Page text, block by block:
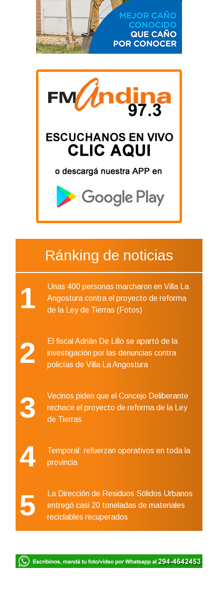
Ránking de noticias
1
Unas 400 personas marcharon en Villa La
Angostura contra el proyecto de reforma
de la Ley de Tierras (Fotos)
2
El fiscal Adrián De Lillo se apartó de la
investigación por las denuncias contra
policías de Villa La Angostura
3
Vecinos piden que el Concejo Deliberante
rechace el proyecto de reforma de la Ley
de Tierras
4
Temporal: refuerzan operativos en toda la
provincia
5
La Dirección de Residuos Sólidos Urbanos
entregó casi 20 toneladas de materiales
reciclables recuperados